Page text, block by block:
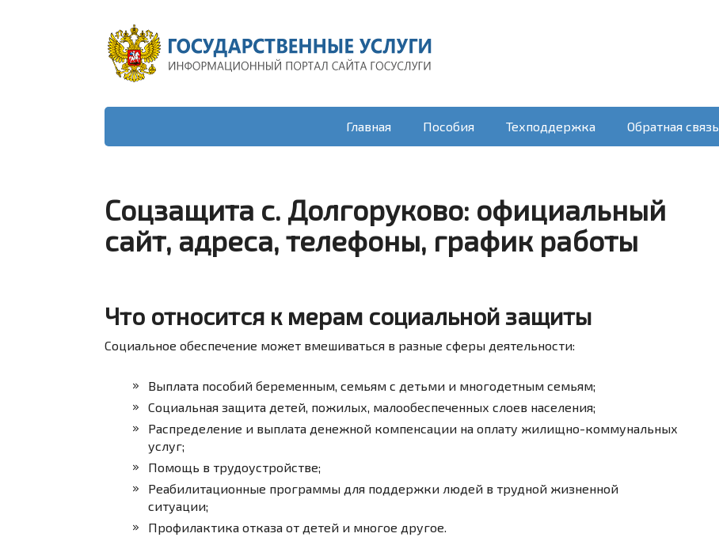
Главная Пособия Техподдержка Обратная связь
Соцзащита с. Долгоруково: официальный
сайт, адреса, телефоны, график работы
Что относится к мерам социальной защиты
Социальное обеспечение может вмешиваться в разные сферы деятельности:
Выплата пособий беременным, семьям с детьми и многодетным семьям;
Социальная защита детей, пожилых, малообеспеченных слоев населения;
Распределение и выплата денежной компенсации на оплату жилищно-коммунальных
услуг;
Помощь в трудоустройстве;
Реабилитационные программы для поддержки людей в трудной жизненной
ситуации;
Профилактика отказа от детей и многое другое.